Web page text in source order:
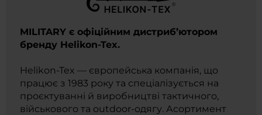
MILITARY є офіційним дистриб’ютором
бренду Helikon-Tex.
Helikon-Tex — європейська компанія, що
працює з 1983 року та спеціалізується на
проєктуванні й виробництві тактичного,
військового та outdoor-одягу. Асортимент